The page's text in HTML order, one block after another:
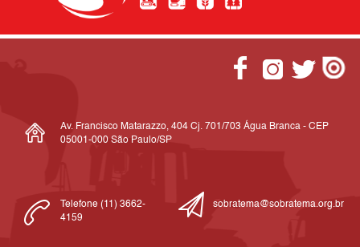
Av. Francisco Matarazzo, 404 Cj. 701/703 Água Branca - CEP
05001-000 São Paulo/SP
Telefone (11) 3662-
4159
sobratema@sobratema.org.br